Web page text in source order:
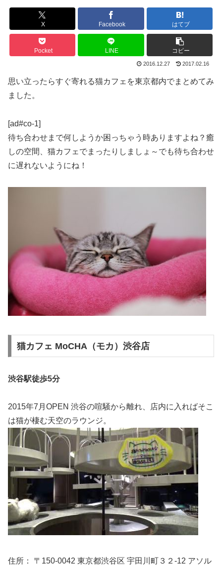
X Facebook はてブ
Pocket LINE コピー
2016.12.27 2017.02.16
思い立ったらすぐ寄れる猫カフェを東京都内でまとめてみ
ました。
[ad#co-1]
待ち合わせまで何しようか困っちゃう時ありますよね？癒
しの空間、猫カフェでまったりしましょ～でも待ち合わせ
に遅れないようにね！
猫カフェ MoCHA（モカ）渋谷店
渋谷駅徒歩5分
2015年7月OPEN 渋谷の喧騒から離れ、店内に入ればそこ
は猫が棲む天空のラウンジ。
住所： 〒150-0042 東京都渋谷区 宇田川町３２-12 アソル